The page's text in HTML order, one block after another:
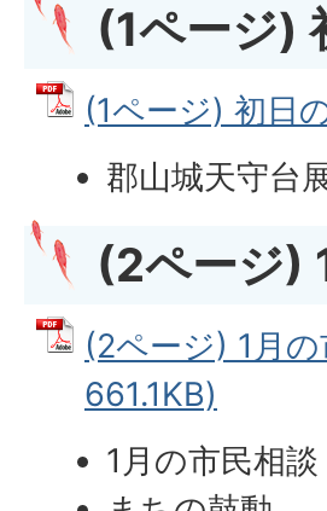
(1ページ)
(1ページ) 初日
郡山城天守台
(2ページ)
(2ページ) 1月
661.1KB)
1月の市民相